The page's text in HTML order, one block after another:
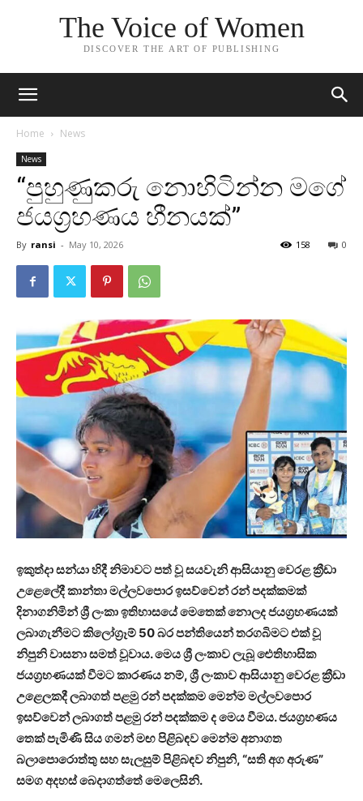
The Voice of Women
DISCOVER THE ART OF PUBLISHING
Home News
News
“පුහුණුකරු නොහිටින්න මගේ
ජයග්‍රහණය හීනයක්”
By ransi - May 10, 2026 0
158
ඉකුත්දා සන්යා හිදී නිමාවට පත් වූ සයවැනි ආසියානු වෙරළ ක්‍රීඩා
උළෙලේදී කාන්තා මල්ලවපොර ඉසව්වෙන් රන් පදක්කමක්
දිනාගනිමින් ශ්‍රී ලංකා ඉතිහාසයේ මෙතෙක් නොලද ජයග්‍රහණයක්
ලබාගැනීමට කිලෝග්‍රෑම් 50 බර පන්තියෙන් තරගබිමට එක් වූ
නිපුනි වාසනා සමත් වූවාය. මෙය ශ්‍රී ලංකාව ලැබූ ඓතිහාසික
ජයග්‍රහණයක් වීමට කාරණය නම්, ශ්‍රී ලංකාව ආසියානු වෙරළ ක්‍රීඩා
උළෙලකදී ලබාගත් පළමු රන් පදක්කම මෙන්ම මල්ලවපොර
ඉසව්වෙන් ලබාගත් පළමු රන් පදක්කම ද මෙය වීමය. ජයග්‍රහණය
තෙක් පැමිණි සිය ගමන් මඟ පිළිබඳව මෙන්ම අනාගත
බලාපොරොත්තු සහ සැලසුම් පිළිබඳව නිපුනි, “සති අග අරුණ”
සමග අදහස් බෙදාගත්තේ මෙලෙසිනි.